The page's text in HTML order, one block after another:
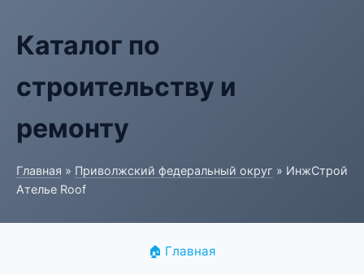
Каталог по
строительству и
ремонту
Главная » Приволжский федеральный округ » ИнжСтрой
Ателье Roof
🏠 Главная